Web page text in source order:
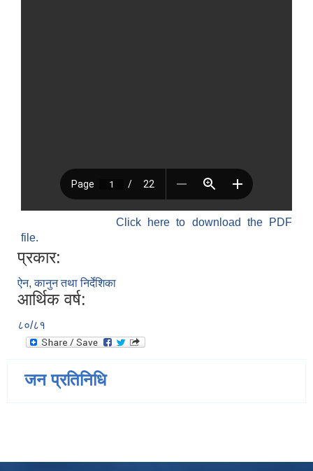
Click here to download the PDF
file.
प्रकार:
ऐन, कानुन तथा निर्देशिका
आर्थिक वर्ष:
८०/८१
जन प्रतिनिधि